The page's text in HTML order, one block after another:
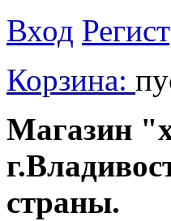
Вход
Корзина:
Магазин
страны.